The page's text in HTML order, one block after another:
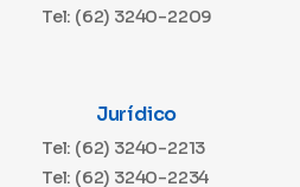
Tel: (62) 3240-2209
Jurídico
Tel: (62) 3240-2213
Tel: (62) 3240-2234